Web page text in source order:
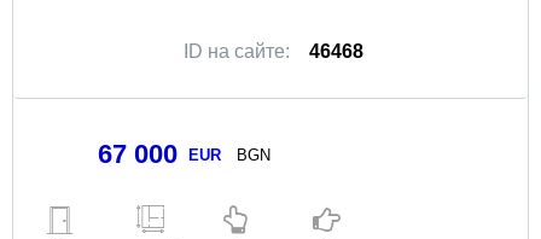
46468
ID на сайте:
67 000 EUR BGN